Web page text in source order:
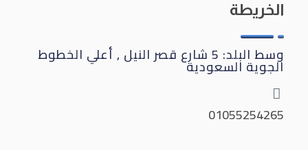
الخريطة
وسط البلد: 5 شارع قصر النيل , أعلي الخطوط
الجوية السعودية
01055254265